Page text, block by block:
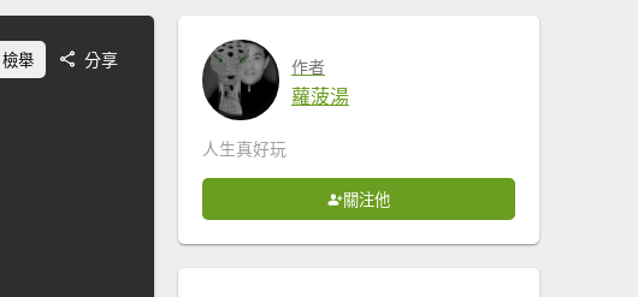
檢舉 分享 作者
蘿菠湯
人生真好玩
關注他